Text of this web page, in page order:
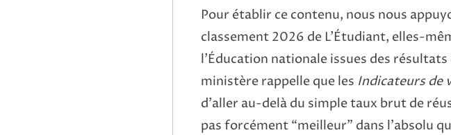
Pour établir ce contenu, nous nous
classement 2026 de L’Étudiant, elles-
l’Éducation nationale issues des
ministère rappelle que les Indicateurs de
d’aller au-delà du simple taux brut de
pas forcément “meilleur” dans l’absolu